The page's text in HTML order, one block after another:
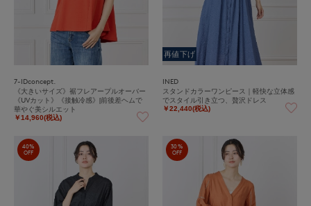
7-IDconcept.
《大きいサイズ》裾フレアープルオーバー
《UVカット》《接触冷感》|前後差ヘムで
華やぐ美シルエット
￥14,960(税込)
再値下げ
INED
スタンドカラーワンピース｜軽快な立体感
でスタイル引き立つ、贅沢ドレス
￥22,440(税込)
40%
OFF
30%
OFF